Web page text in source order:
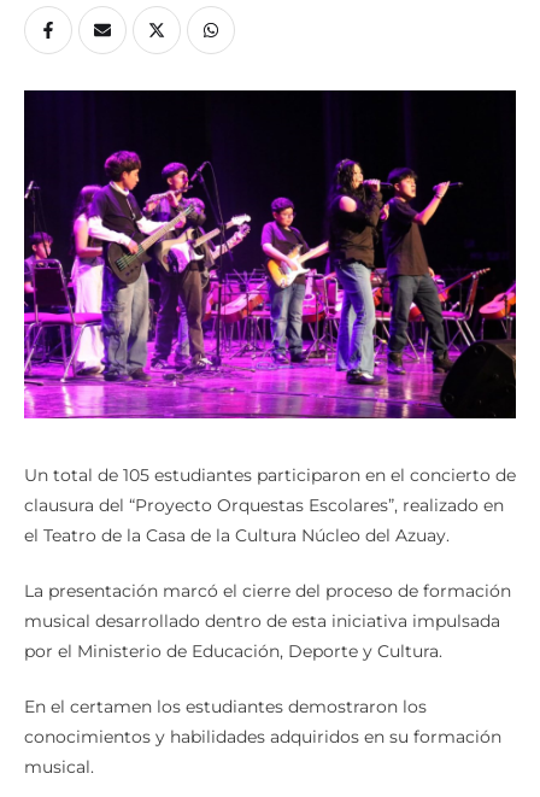
Un total de 105 estudiantes participaron en el concierto de
clausura del “Proyecto Orquestas Escolares”, realizado en
el Teatro de la Casa de la Cultura Núcleo del Azuay.
La presentación marcó el cierre del proceso de formación
musical desarrollado dentro de esta iniciativa impulsada
por el Ministerio de Educación, Deporte y Cultura.
En el certamen los estudiantes demostraron los
conocimientos y habilidades adquiridos en su formación
musical.